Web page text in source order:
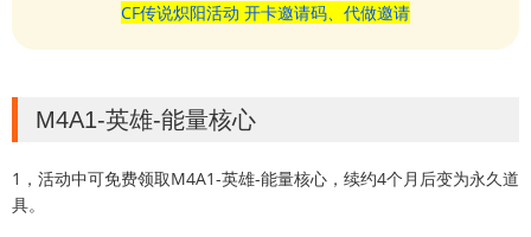
CF传说炽阳活动 开卡邀请码、代做邀请
M4A1-英雄-能量核心
1，活动中可免费领取M4A1-英雄-能量核心，续约4个月后变为永久道
具。